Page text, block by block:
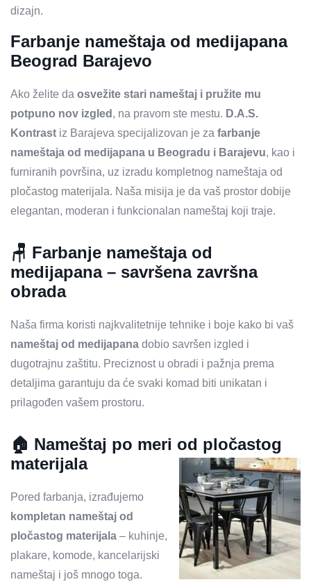
dizajn.
Farbanje nameštaja od medijapana
Beograd Barajevo
Ako želite da osvežite stari nameštaj i pružite mu
potpuno nov izgled , na pravom ste mestu. D.A.S.
Kontrast iz Barajeva specijalizovan je za farbanje
nameštaja od medijapana u Beogradu i Barajevu, kao i
furniranih površina, uz izradu kompletnog nameštaja od
pločastog materijala. Naša misija je da vaš prostor dobije
elegantan, moderan i funkcionalan nameštaj koji traje.
🪑 Farbanje nameštaja od
medijapana – savršena završna
obrada
Naša firma koristi najkvalitetnije tehnike i boje kako bi vaš
nameštaj od medijapana dobio savršen izgled i
dugotrajnu zaštitu. Preciznost u obradi i pažnja prema
detaljima garantuju da će svaki komad biti unikatan i
prilagođen vašem prostoru.
🏠 Nameštaj po meri od pločastog
materijala
Pored farbanja, izrađujemo
kompletan nameštaj od
pločastog materijala – kuhinje,
plakare, komode, kancelarijski
nameštaj i još mnogo toga.